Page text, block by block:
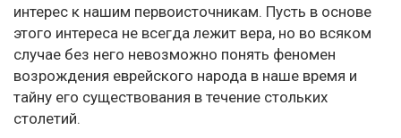
интерес к нашим первоисточникам. Пусть в основе
этого интереса не всегда лежит вера, но во всяком
случае без него невозможно понять феномен
возрождения еврейского народа в наше время и
тайну его существования в течение стольких
столетий.